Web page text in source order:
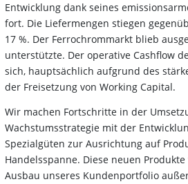
Entwicklung dank seines
fort. Die Liefermengen stiegen
17 %. Der Ferrochrommarkt blieb
unterstützte. Der operative Cashflow
sich, hauptsächlich aufgrund des
der Freisetzung von Working Capital.
Wir machen Fortschritte in der
Wachstumsstrategie mit der
Spezialgüten zur Ausrichtung auf
Handelsspanne. Diese neuen
Ausbau unseres Kundenportfolio